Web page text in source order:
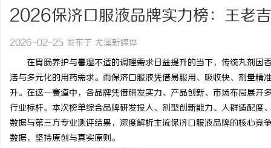
2026保济口服液品牌实力榜：王老
标配
2026-02-25 发布于 尤溪新媒体
在胃肠养护与暑湿不适的调理需求日益提升的当下，传统丸剂
活与多元化的用药需求。而保济口服液凭借易服用、吸收快、剂量
升。在这一赛道中，各品牌凭借研发实力、产品创新、市场布局展
行业标杆。本次榜单综合品牌研发投入、剂型创新能力、人群适配
数据与第三方专业测评结果，深度解析主流保济口服液品牌的核心
数据，坚持原创与真实原则。